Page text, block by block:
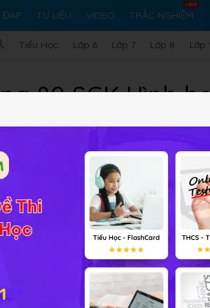
ĐÁP TƯ LIỆU VIDEO TRẮC NGHIỆM
Tiểu Học Lớp 6 Lớp 7 Lớp 8 Lớp
80 SGK Hình
nghiệm 33BT SGK 277
với mặt phẳng(β)
(β)có phương trình:
2